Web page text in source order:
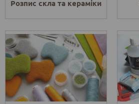
Розпис скла та кераміки